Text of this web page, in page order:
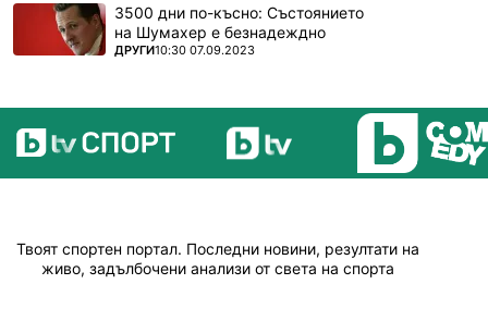
3500 дни по-късно: Състоянието
на Шумахер е безнадеждно
ПОВЕЧЕ ОТ
ДРУГИ10:30 07.09.2023
Твоят спортен портал. Последни новини, резултати на
живо, задълбочени анализи от света на спорта